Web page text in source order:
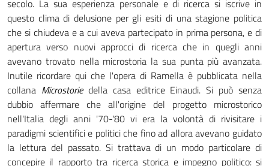
secolo. La sua esperienza personale e di ricerca si iscrive in
questo clima di delusione per gli esiti di una stagione politica
che si chiudeva e a cui aveva partecipato in prima persona, e di
apertura verso nuovi approcci di ricerca che in quegli anni
avevano trovato nella microstoria la sua punta più avanzata.
Inutile ricordare qui che l'opera di Ramella è pubblicata nella
collana Microstorie della casa editrice Einaudi. Si può senza
dubbio affermare che all'origine del progetto microstorico
nell'Italia degli anni '70-'80 vi era la volontà di rivisitare i
paradigmi scientifici e politici che fino ad allora avevano guidato
la lettura del passato. Si trattava di un modo particolare di
concepire il rapporto tra ricerca storica e impegno politico: si